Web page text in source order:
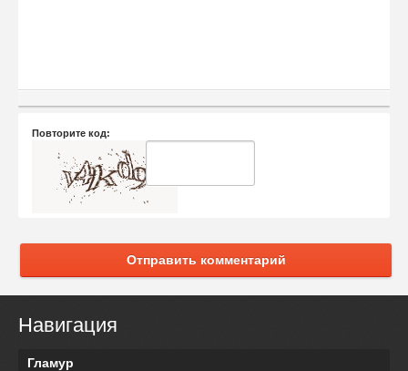
Повторите код:
Отправить комментарий
Навигация
Гламур